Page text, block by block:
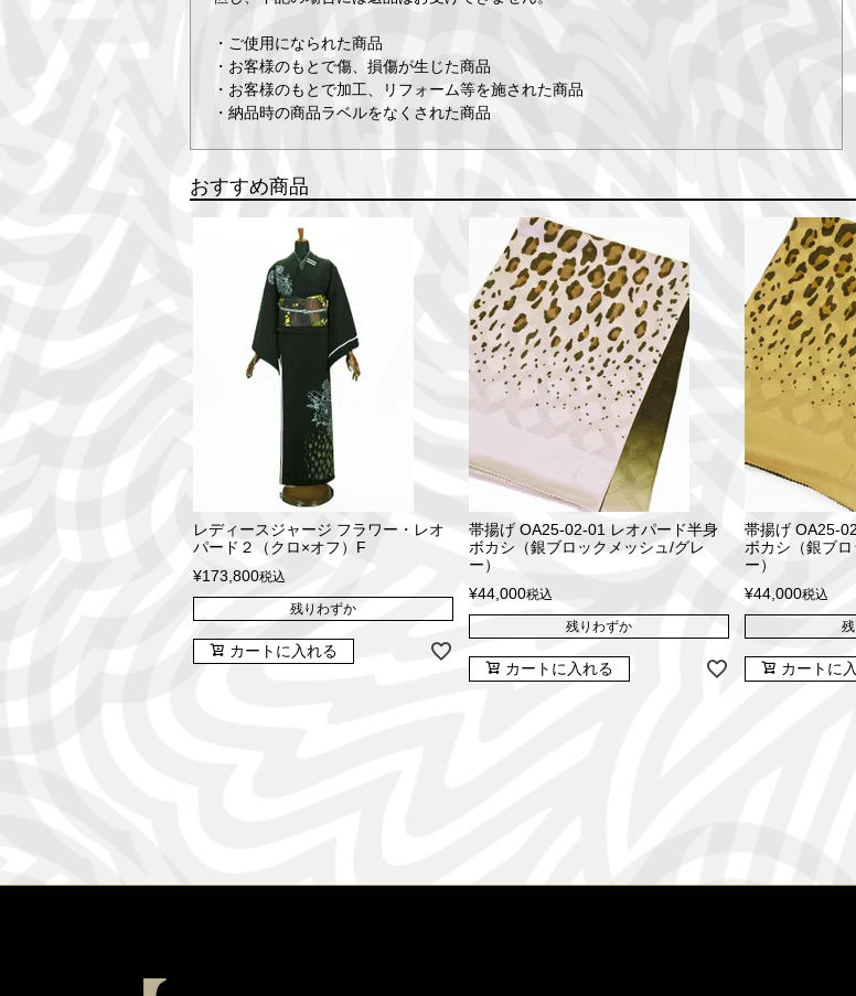
・ご使用になられた商品
・お客様のもとで傷、損傷が生じた商品
・お客様のもとで加工、リフォーム等を施された商品
・納品時の商品ラベルをなくされた商品
おすすめ商品
レディースジャージ フラワー・レオ
パード２（クロ×オフ）F
¥173,800税込
残りわずか
カートに入れる
帯揚げ OA25-02-01 レオパード半身
ボカシ（銀ブロックメッシュ/グレ
ー）
¥44,000税込
残りわずか
カートに入れる
帯揚げ OA25-
ボカシ（銀ブ
ー）
¥44,000税込
カートに